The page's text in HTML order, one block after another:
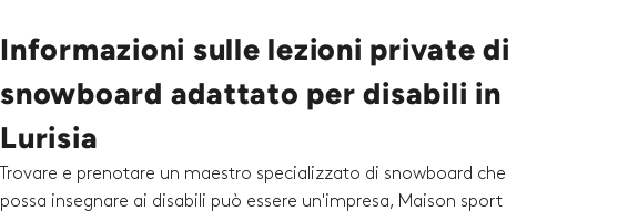
Informazioni sulle lezioni private di
snowboard adattato per disabili in
Lurisia
Trovare e prenotare un maestro specializzato di snowboard che
possa insegnare ai disabili può essere un'impresa, Maison sport